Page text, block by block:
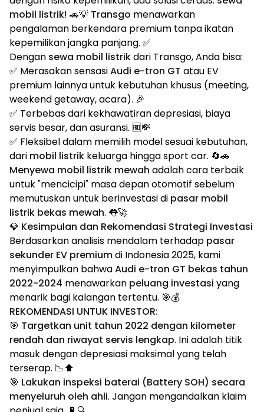
mobil listrik! 🚗💡 Transgo menawarkan
pengalaman berkendara premium tanpa ikatan
kepemilikan jangka panjang. ✅
Dengan sewa mobil listrikdari Transgo, Anda bisa:
✅ Merasakan sensasiAudi e-tron GT atau EV
premium lainnya untuk kebutuhan khusus (meeting,
weekend getaway, acara). 🎉
✅ Terbebas dari kekhawatiran depresiasi, biaya
servis besar, dan asuransi. 🆓💸
✅ Fleksibel dalam memilih model sesuai kebutuhan,
dari mobil listrik keluarga hingga sport car. 🔄🚗
Menyewa mobil listrik mewah adalah cara terbaik
untuk "mencicipi" masa depan otomotif sebelum
memutuskan untuk berinvestasi di pasar mobil
listrik bekas mewah. 👅🚀
💎 Kesimpulan dan Rekomendasi Strategi Investasi
Berdasarkan analisis mendalam terhadap pasar
sekunder EV premiumdi Indonesia 2025, kami
menyimpulkan bahwaAudi e-tron GT bekas tahun
2022-2024 menawarkan peluang investasi yang
menarik bagi kalangan tertentu. 🎯💰
REKOMENDASI UNTUK INVESTOR:
🎯 Targetkan unit tahun 2022 dengan kilometer
rendah dan riwayat servis lengkap. Ini adalah titik
masuk dengan depresiasi maksimal yang telah
terserap. 📉⬆️
🎯 Lakukan inspeksi baterai (Battery SOH) secara
menyeluruh oleh ahli. Jangan mengandalkan klaim